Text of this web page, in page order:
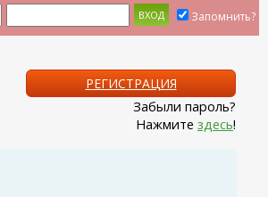
Запомнить?
РЕГИСТРАЦИЯ
Забыли пароль?
Нажмите здесь!